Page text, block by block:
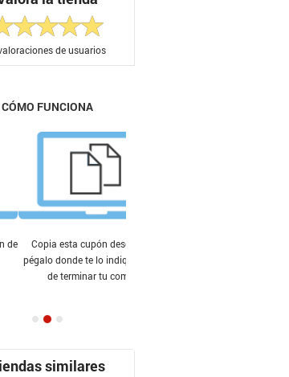
de usuarios
CÓMO FUNCIONA
esta cupón descuento y
donde te lo indiquen antes
de terminar tu compra.
similares